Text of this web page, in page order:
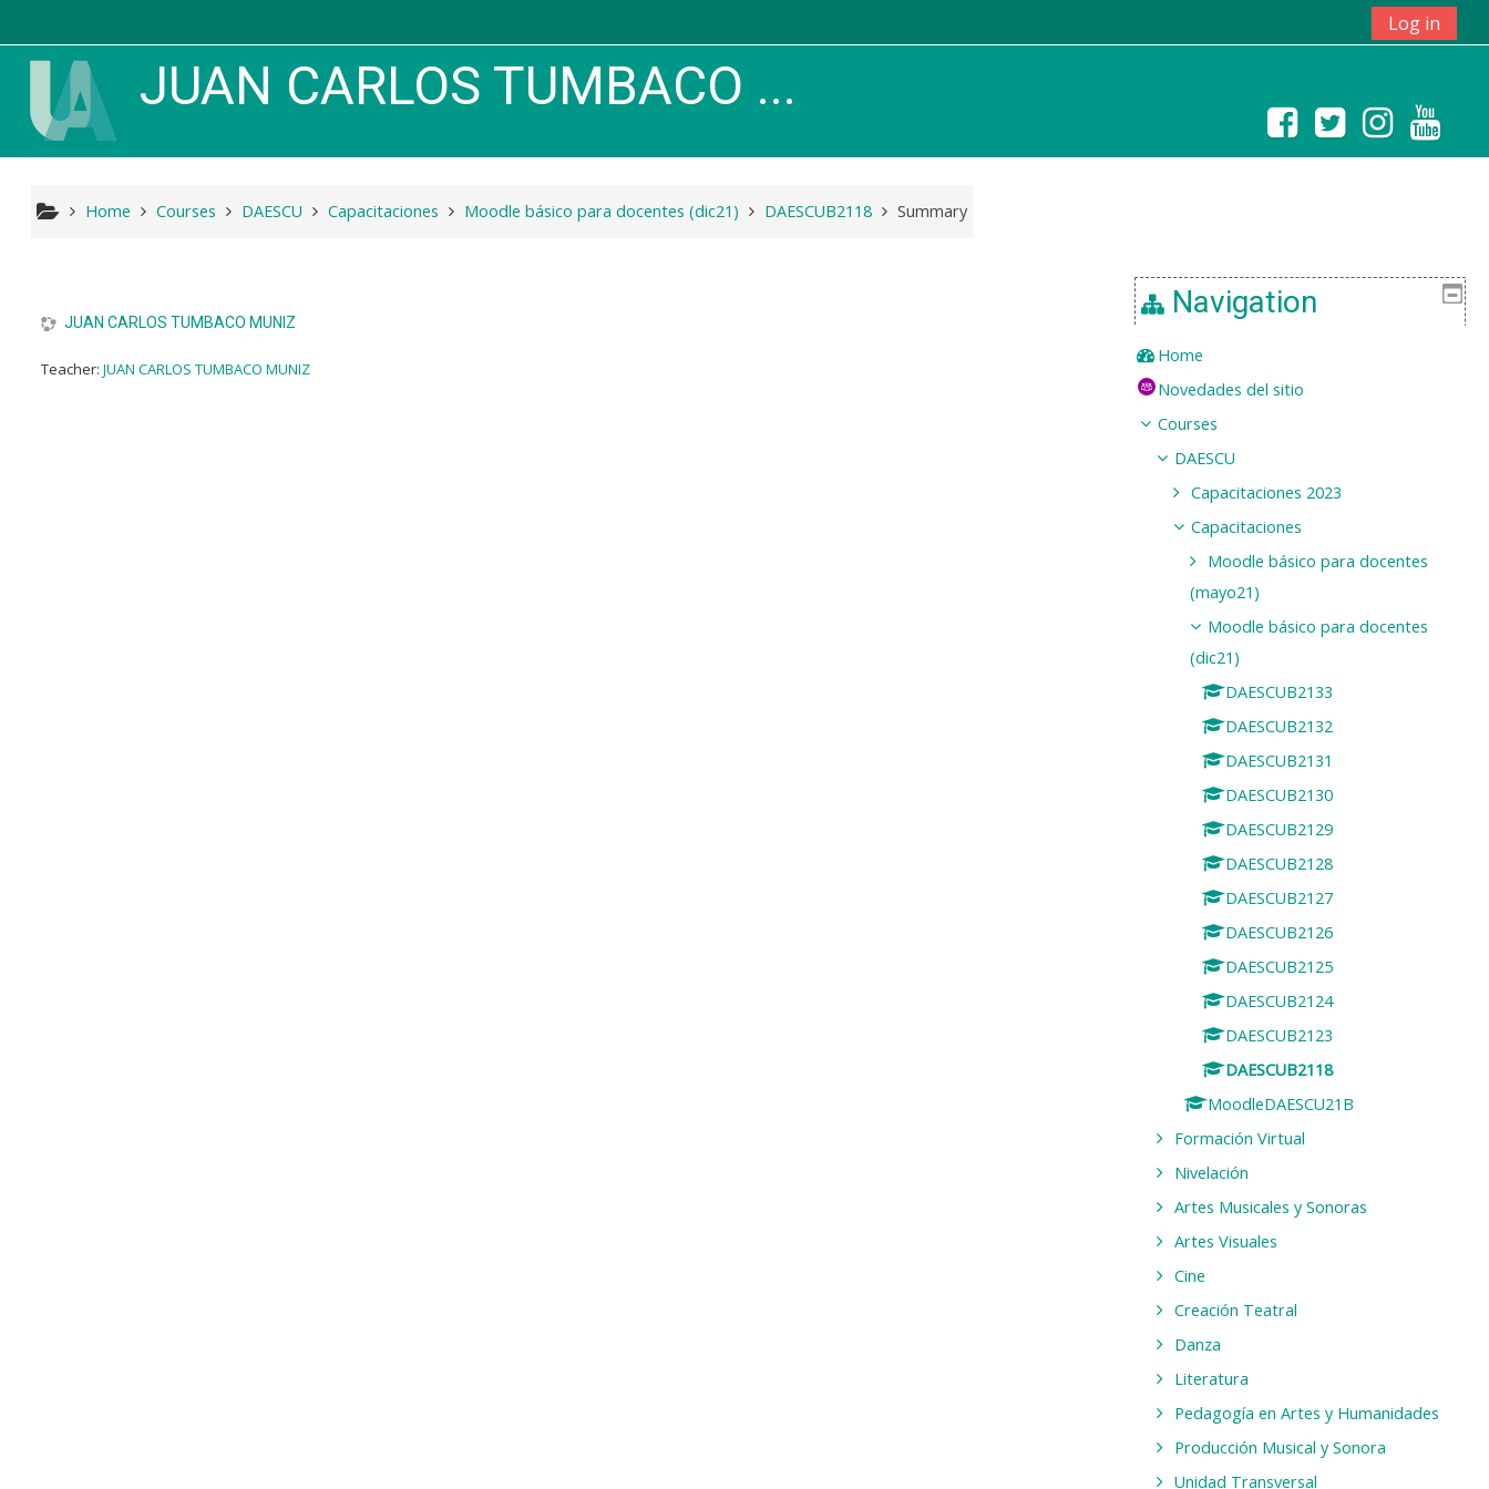
Log in
JUAN CARLOS TUMBACO ...
Home Courses DAESCU Capacitaciones Moodle básico para docentes (dic21) DAESCUB2118 Summary
JUAN CARLOS TUMBACO MUNIZ
Teacher:JUAN CARLOS TUMBACO MUNIZ
Navigation
Home
Novedades del sitio
Courses
DAESCU
Capacitaciones 2023
Capacitaciones
Moodle básico para docentes
(mayo21)
Moodle básico para docentes
(dic21)
DAESCUB2133
DAESCUB2132
DAESCUB2131
DAESCUB2130
DAESCUB2129
DAESCUB2128
DAESCUB2127
DAESCUB2126
DAESCUB2125
DAESCUB2124
DAESCUB2123
DAESCUB2118
MoodleDAESCU21B
Formación Virtual
Nivelación
Artes Musicales y Sonoras
Artes Visuales
Cine
Creación Teatral
Danza
Literatura
Pedagogía en Artes y Humanidades
Producción Musical y Sonora
Unidad Transversal